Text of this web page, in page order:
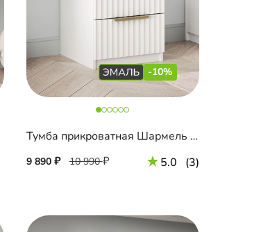
-10%
Тумба прикроватная Шармель Лайф Эмаль
9 890 10 990 5.0 (3)